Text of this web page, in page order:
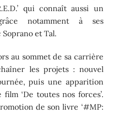
qui connaît aussi un
notamment à ses
et Tal.
au sommet de sa carrière
les projets : nouvel
puis une apparition
‘De toutes nos forces’.
de son livre ‘#MP: